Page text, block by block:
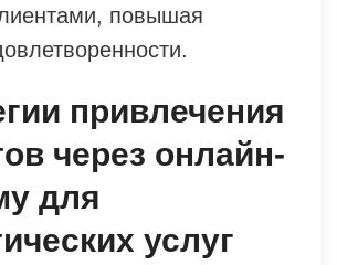
повышая
привлечения
через онлайн-
для
услуг